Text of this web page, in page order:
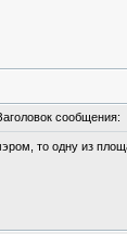
сообщения:
то одну из